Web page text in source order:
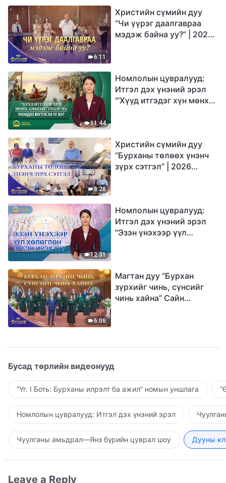
6:11
Христийн сүмийн дуу
“Чи үүрэг даалгавраа
мэдэж байна уу?” | 2026
11:44
Номлолын цувралууд:
Итгэл дэх үнэний эрэл
"‘Хүүд итгэдэг хүн мөнх
6:28
Христийн сүмийн дуу
“Бурханы төлөөх үнэнч
зүрх сэтгэл” | 2026
12:31
Номлолын цувралууд:
Итгэл дэх үнэний эрэл
"Эзэн үнэхээр үүл
6:06
Магтан дуу “Бурхан
зүрхийг чинь, сүнсийг
чинь хайна” Сайн
Бусад төрлийн видеонууд
“Үг. I Боть: Бурханы илрэлт ба ажил” номын уншлага
Номлолын цувралууд: Итгэл дэх үнэний эрэл
Чуулганы амьдрал—Янз бүрийн цуврал шоу Дууны
Leave a Reply